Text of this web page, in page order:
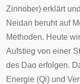
Zinnober) erklärt und
Neidan beruht auf
Methoden. Heute
Aufstieg von einer
des Dao erfolgen.
Energie (Qi) und